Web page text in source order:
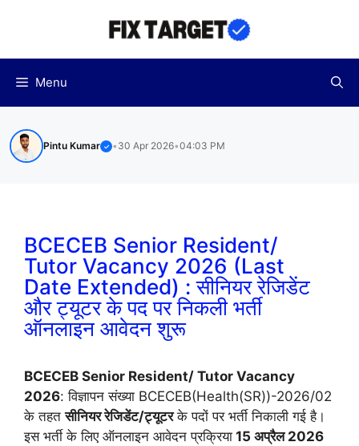
Menu
Pintu Kumar ✓ • 30 Apr 2026•04:03 PM
BCECEB Senior Resident/
Tutor Vacancy 2026 (Last
Date Extended) : सीनियर रेजिडेंट
और ट्यूटर के पद पर निकली भर्ती
ऑनलाइन आवेदन शुरू
BCECEB Senior Resident/ Tutor Vacancy
2026: विज्ञापन संख्या BCECEB(Health(SR))-2026/02
के तहतसीनियर रेजिडेंट/ट्यूटरके पदों पर भर्ती निकाली गई है।
इस भर्ती के लिए ऑनलाइन आवेदन प्रक्रिया 15 अप्रैल 2026